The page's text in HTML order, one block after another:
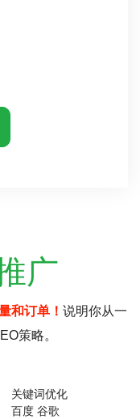
广
和订单！ 说明你从一
策略。
关键词优化
百度 谷歌